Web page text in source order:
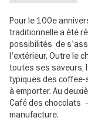
Pour le 100e
traditionnelle a été
possibilités de
l'extérieur. Outre le
toutes ses saveurs,
typiques des
à emporter. Au
Café des chocolats
manufacture.